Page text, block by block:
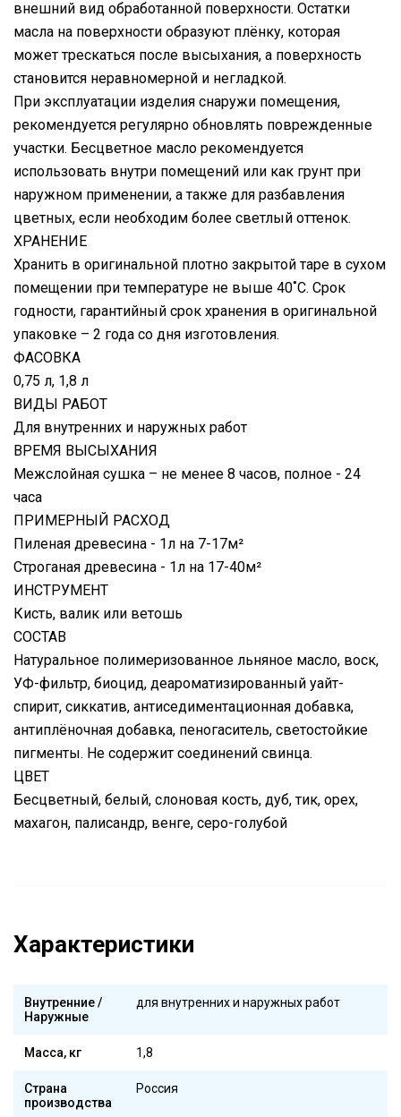
внешний вид обработанной поверхности. Остатки
масла на поверхности образуют плёнку, которая
может трескаться после высыхания, а поверхность
становится неравномерной и негладкой.
При эксплуатации изделия снаружи помещения,
рекомендуется регулярно обновлять поврежденные
участки. Бесцветное масло рекомендуется
использовать внутри помещений или как грунт при
наружном применении, а также для разбавления
цветных, если необходим более светлый оттенок.
ХРАНЕНИЕ
Хранить в оригинальной плотно закрытой таре в сухом
помещении при температуре не выше 40˚С. Срок
годности, гарантийный срок хранения в оригинальной
упаковке – 2 года со дня изготовления.
ФАСОВКА
0,75 л, 1,8 л
ВИДЫ РАБОТ
Для внутренних и наружных работ
ВРЕМЯ ВЫСЫХАНИЯ
Межслойная сушка – не менее 8 часов, полное - 24
часа
ПРИМЕРНЫЙ РАСХОД
Пиленая древесина - 1л на 7-17м²
Строганая древесина - 1л на 17-40м²
ИНСТРУМЕНТ
Кисть, валик или ветошь
СОСТАВ
Натуральное полимеризованное льняное масло, воск,
УФ-фильтр, биоцид, деароматизированный уайт-
спирит, сиккатив, антиседиментационная добавка,
антиплёночная добавка, пеногаситель, светостойкие
пигменты. Не содержит соединений свинца.
ЦВЕТ
Бесцветный, белый, слоновая кость, дуб, тик, орех,
махагон, палисандр, венге, серо-голубой
Характеристики
Внутренние /
Наружные
для внутренних и наружных работ
Масса, кг 1,8
Страна
производства
Россия